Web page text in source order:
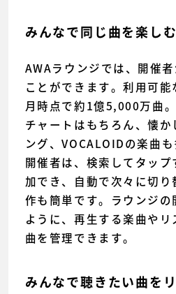
みんなで同じ曲を楽しむ
AWAラウンジでは、開催
ことができます。利用可
月時点で約1億5,000万曲
チャートはもちろん、懐
ング、VOCALOIDの楽曲も
開催者は、検索してタッ
加でき、自動で次々に切
作も簡単です。ラウンジ
ように、再生する楽曲や
曲を管理できます。
みんなで聴きたい曲を